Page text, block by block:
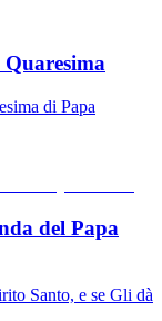
Quaresima
di Papa
del Papa
Santo, e se Gli dà